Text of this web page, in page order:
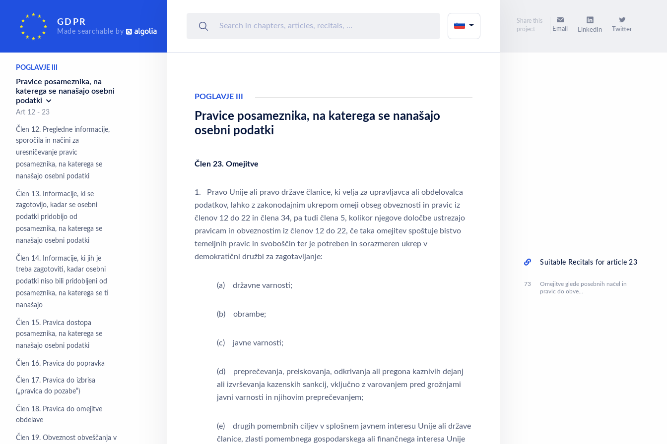
GDPR
Made searchable by
Načela
Art 5 - 11
POGLAVJE III
Pravice posameznika, na
katerega se nanašajo osebni
podatki
Art 12 - 23
Člen 12. Pregledne informacije,
sporočila in načini za
uresničevanje pravic
posameznika, na katerega se
nanašajo osebni podatki
Člen 13. Informacije, ki se
zagotovijo, kadar se osebni
podatki pridobijo od
posameznika, na katerega se
nanašajo osebni podatki
Člen 14. Informacije, ki jih je
treba zagotoviti, kadar osebni
podatki niso bili pridobljeni od
posameznika, na katerega se ti
nanašajo
Člen 15. Pravica dostopa
posameznika, na katerega se
nanašajo osebni podatki
Člen 16. Pravica do popravka
Člen 17. Pravica do izbrisa
(„pravica do pozabe“)
Člen 18. Pravica do omejitve
obdelave
Člen 19. Obveznost obveščanja v
POGLAVJE III
Pravice posameznika, na katerega se nanašajo
osebni podatki
Člen 23. Omejitve
1. Pravo Unije ali pravo države članice, ki velja za upravljavca ali obdelovalca
podatkov, lahko z zakonodajnim ukrepom omeji obseg obveznosti in pravic iz
členov 12 do 22 in člena 34, pa tudi člena 5, kolikor njegove določbe ustrezajo
pravicam in obveznostim iz členov 12 do 22, če taka omejitev spoštuje bistvo
temeljnih pravic in svoboščin ter je potreben in sorazmeren ukrep v
demokratični družbi za zagotavljanje:
(a) državne varnosti;
(b) obrambe;
(c) javne varnosti;
(d) preprečevanja, preiskovanja, odkrivanja ali pregona kaznivih dejanj
ali izvrševanja kazenskih sankcij, vključno z varovanjem pred grožnjami
javni varnosti in njihovim preprečevanjem;
(e) drugih pomembnih ciljev v splošnem javnem interesu Unije ali države
članice, zlasti pomembnega gospodarskega ali finančnega interesa Unije
Share this
project
Email LinkedIn Twitter
Suitable Recitals for article 23
73
Omejitve glede posebnih načel in
pravic do obve...